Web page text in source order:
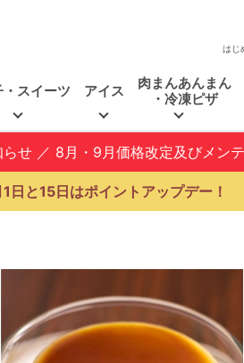
はじ
・スイーツ アイス
肉まんあんまん
・冷凍ピザ
らせ ／ 8月・9月価格改定及びメン
日と15日はポイントアップデー！